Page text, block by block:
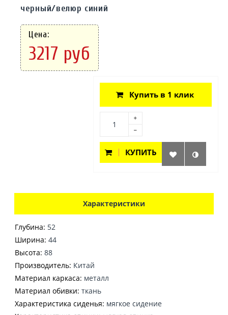
черный/велюр синий
Цена:
3217 руб
Купить в 1 клик
КУПИТЬ
Характеристики
Глубина: 52
Ширина: 44
Высота: 88
Производитель: Китай
Материал каркаса: металл
Материал обивки: ткань
Характеристика сиденья: мягкое сидение